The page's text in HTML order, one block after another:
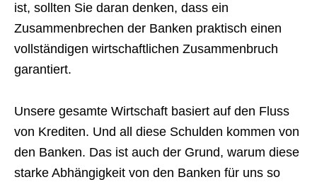
ist, sollten Sie daran denken, dass ein
Zusammenbrechen der Banken praktisch einen
vollständigen wirtschaftlichen Zusammenbruch
garantiert.
Unsere gesamte Wirtschaft basiert auf den Fluss
von Krediten. Und all diese Schulden kommen von
den Banken. Das ist auch der Grund, warum diese
starke Abhängigkeit von den Banken für uns so